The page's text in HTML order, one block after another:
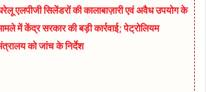
एलपीजी सिलेंडरों की कालाबाज़ारी एवं अवैध उपयोग के
में केंद्र सरकार की बड़ी कार्रवाई; पेट्रोलियम
को जांच के निर्देश